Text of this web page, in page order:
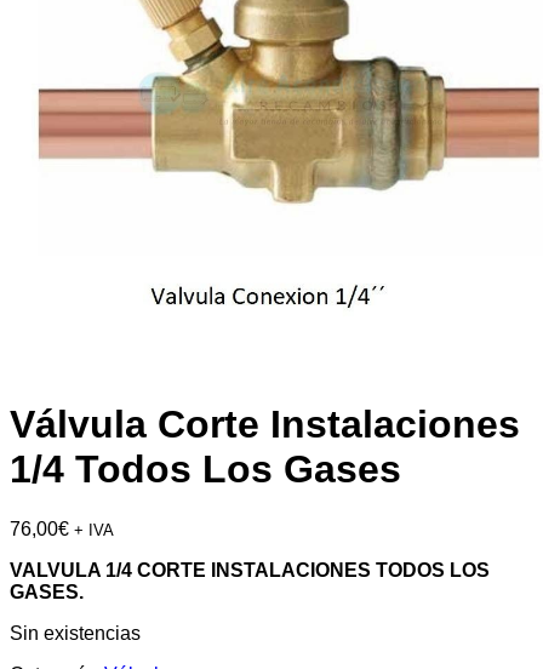
Válvula Corte Instalaciones
1/4 Todos Los Gases
76,00€ + IVA
VALVULA 1/4 CORTE INSTALACIONES TODOS LOS
GASES.
Sin existencias